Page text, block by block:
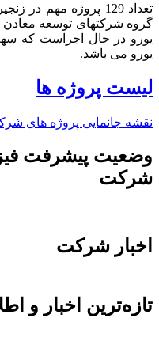
تعداد 129 پروژه مهم
یورو می باشد.​
لیست پروژه ها
نقشه جانمایی پروژه های
وضعیت پیشرفت
شرکت
اخبار شرکت
تازه‌ترین اخبار و